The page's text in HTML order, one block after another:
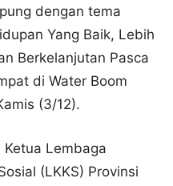
dengan tema
Yang Baik, Lebih
Berkelanjutan Pasca
di Water Boom
(3/12).
Lembaga
(LKKS) Provinsi